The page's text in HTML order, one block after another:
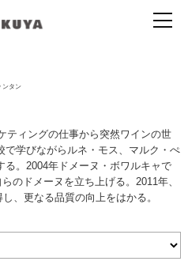
ンタン
ティングの仕事から突然ワインの世
学びながらルネ・モス、マルク・ぺ
る。2004年ドメーヌ・ボワルキャで
のドメーヌを立ち上げる。2011年、
、更なる品質の向上をはかる。